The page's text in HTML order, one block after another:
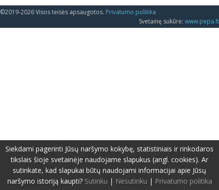
©2019-2026 Visos teisės apsaugotos. Privatumo politika
Svetainę sukūrė: www.pepa.lt
Siekdami pagerinti Jūsų naršymo kokybę, statistiniais ir rinkodaros
tikslais šioje svetainėje naudojame slapukus (angl. cookies). Ar
sutinkate, kad slapukai būtų naudojami informacijai apie Jūsų
naršymo istoriją kaupti? Sutinku | Nesutinku | Privatumo politika